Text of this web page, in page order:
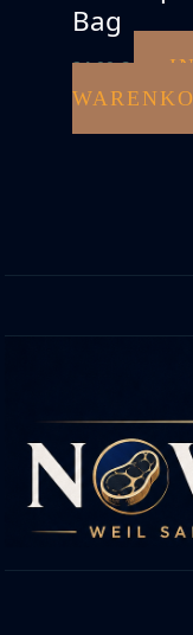
Bag
24,00€